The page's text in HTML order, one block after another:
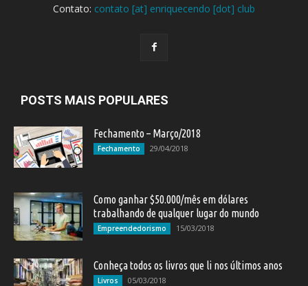
Contato: contato [at] enriquecendo [dot] club
POSTS MAIS POPULARES
Fechamento – Março/2018
Fechamento 29/04/2018
Como ganhar $50.000/mês em dólares
trabalhando de qualquer lugar do mundo
Empreendedorismo 15/03/2018
Conheça todos os livros que li nos últimos anos
Livros 05/03/2018